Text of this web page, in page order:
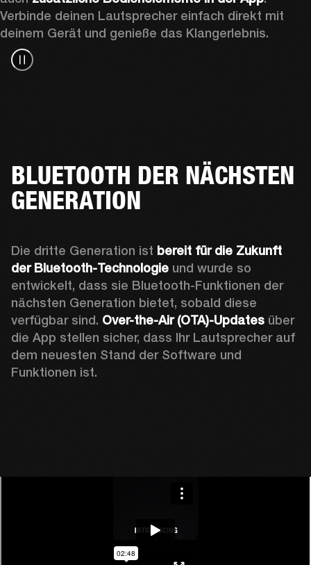
Verbinde deinen Lautsprecher einfach direkt mit
deinem Gerät und genieße das Klangerlebnis.
BLUETOOTH DER NÄCHSTEN
GENERATION
Die dritte Generation ist bereit für die Zukunft
der Bluetooth-Technologie und wurde so
entwickelt, dass sie Bluetooth-Funktionen der
nächsten Generation bietet, sobald diese
verfügbar sind. Over-the-Air (OTA)-Updates über
die App stellen sicher, dass Ihr Lautsprecher auf
dem neuesten Stand der Software und
Funktionen ist.